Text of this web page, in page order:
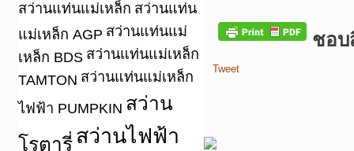
สว่านแท่นแม่เหล็ก สว่านแท่น
แม่เหล็ก AGP สว่านแท่นแม่
เหล็ก BDS สว่านแท่นแม่เหล็ก
TAMTON สว่านแท่นแม่เหล็ก
ไฟฟ้า PUMPKIN สว่าน
โรตารี่ สว่านไฟฟ้า
ชอบ
Tweet